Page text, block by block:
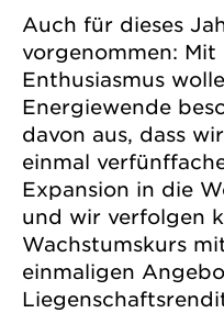
Auch für dieses
vorgenommen:
Enthusiasmus
Energiewende
davon aus, dass
einmal
Expansion in die
und wir verfolgen
Wachstumskurs
einmaligen